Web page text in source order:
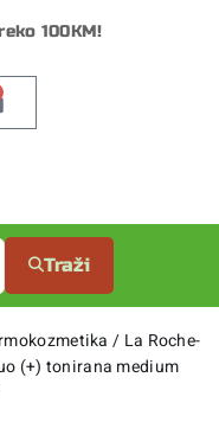
100KM!
Traži
/ La Roche-
(+) tonirana medium